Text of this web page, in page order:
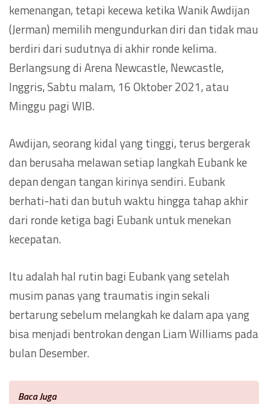
kemenangan, tetapi kecewa ketika Wanik Awdijan
(Jerman) memilih mengundurkan diri dan tidak mau
berdiri dari sudutnya di akhir ronde kelima.
Berlangsung di Arena Newcastle, Newcastle,
Inggris, Sabtu malam, 16 Oktober 2021, atau
Minggu pagi WIB.
Awdijan, seorang kidal yang tinggi, terus bergerak
dan berusaha melawan setiap langkah Eubank ke
depan dengan tangan kirinya sendiri. Eubank
berhati-hati dan butuh waktu hingga tahap akhir
dari ronde ketiga bagi Eubank untuk menekan
kecepatan.
Itu adalah hal rutin bagi Eubank yang setelah
musim panas yang traumatis ingin sekali
bertarung sebelum melangkah ke dalam apa yang
bisa menjadi bentrokan dengan Liam Williams pada
bulan Desember.
Baca Juga